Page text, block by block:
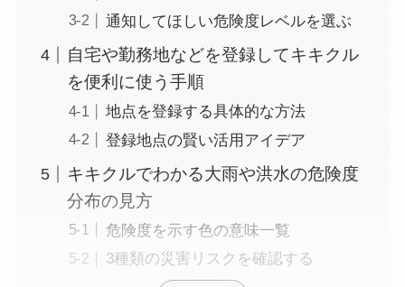
通知してほしい危険度レベルを選ぶ
自宅や勤務地などを登録してキキクル
を便利に使う手順
地点を登録する具体的な方法
登録地点の賢い活用アイデア
キキクルでわかる大雨や洪水の危険度
分布の見方
危険度を示す色の意味一覧
3種類の災害リスクを確認する